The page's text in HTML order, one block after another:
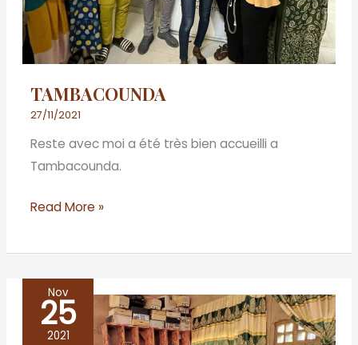
TAMBACOUNDA
27/11/2021
Reste avec moi a été très bien accueilli a
Tambacounda.
Read More »
Nov
25
2021
BANDJOUN
TIENT